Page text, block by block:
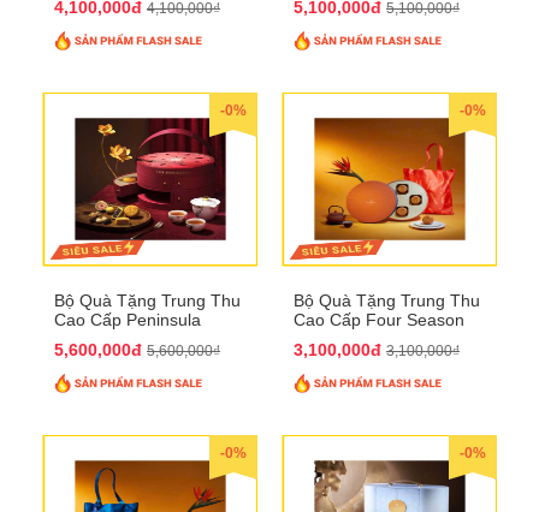
4,100,000đ 4,100,000₫ 5,100,000đ 5,100,000₫
-0%
Bộ Quà Tặng Trung Thu
Cao Cấp Peninsula
5,600,000đ 5,600,000₫
-0%
Bộ Quà Tặng Trung Thu
Cao Cấp Four Season
3,100,000đ 3,100,000₫
-0% -0%